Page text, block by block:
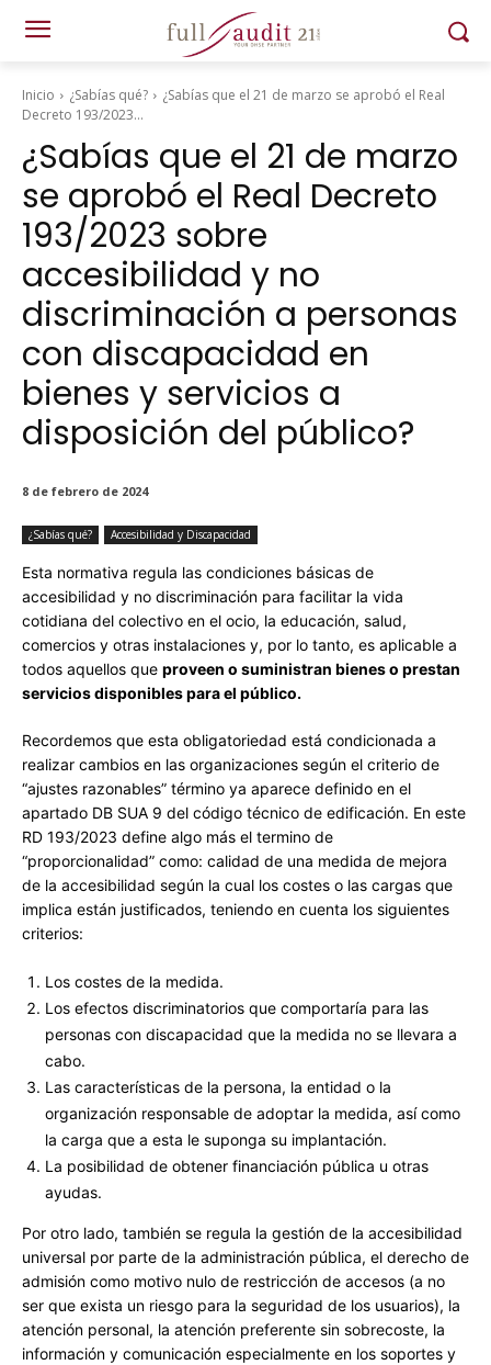
Inicio ¿Sabías qué?
¿Sabías que el 21 de marzo se aprobó el Real
Decreto 193/2023...
¿Sabías que el 21 de marzo
se aprobó el Real Decreto
193/2023 sobre
accesibilidad y no
discriminación a personas
con discapacidad en
bienes y servicios a
disposición del público?
8 de febrero de 2024
¿Sabías qué? Accesibilidad y Discapacidad
Esta normativa regula las condiciones básicas de
accesibilidad y no discriminación para facilitar la vida
cotidiana del colectivo en el ocio, la educación, salud,
comercios y otras instalaciones y, por lo tanto, es aplicable a
todos aquellos que proveen o suministran bienes o prestan
servicios disponibles para el público.
Recordemos que esta obligatoriedad está condicionada a
realizar cambios en las organizaciones según el criterio de
“ajustes razonables” término ya aparece definido en el
apartado DB SUA 9 del código técnico de edificación. En este
RD 193/2023 define algo más el termino de
“proporcionalidad” como: calidad de una medida de mejora
de la accesibilidad según la cual los costes o las cargas que
implica están justificados, teniendo en cuenta los siguientes
criterios:
Los costes de la medida.
Los efectos discriminatorios que comportaría para las
personas con discapacidad que la medida no se llevara a
cabo.
Las características de la persona, la entidad o la
organización responsable de adoptar la medida, así como
la carga que a esta le suponga su implantación.
La posibilidad de obtener financiación pública u otras
ayudas.
Por otro lado, también se regula la gestión de la accesibilidad
universal por parte de la administración pública, el derecho de
admisión como motivo nulo de restricción de accesos (a no
ser que exista un riesgo para la seguridad de los usuarios), la
atención personal, la atención preferente sin sobrecoste, la
información y comunicación especialmente en los soportes y